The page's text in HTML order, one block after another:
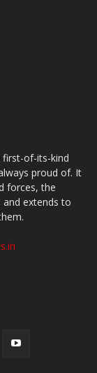
first-of-its-kind
proud of. It
forces, the
and extends to